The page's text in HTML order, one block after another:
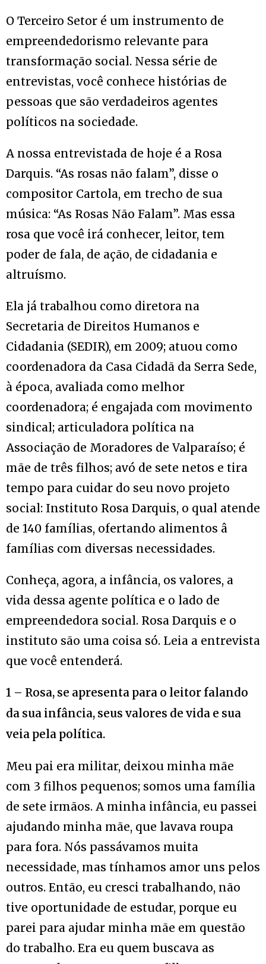
O Terceiro Setor é um instrumento de
empreendedorismo relevante para
transformação social. Nessa série de
entrevistas, você conhece histórias de
pessoas que são verdadeiros agentes
políticos na sociedade.
A nossa entrevistada de hoje é a Rosa
Darquis. “As rosas não falam”, disse o
compositor Cartola, em trecho de sua
música: “As Rosas Não Falam”. Mas essa
rosa que você irá conhecer, leitor, tem
poder de fala, de ação, de cidadania e
altruísmo.
Ela já trabalhou como diretora na
Secretaria de Direitos Humanos e
Cidadania (SEDIR), em 2009; atuou como
coordenadora da Casa Cidadã da Serra Sede,
à época, avaliada como melhor
coordenadora; é engajada com movimento
sindical; articuladora política na
Associação de Moradores de Valparaíso; é
mãe de três filhos; avó de sete netos e tira
tempo para cuidar do seu novo projeto
social: Instituto Rosa Darquis, o qual atende
de 140 famílias, ofertando alimentos â
famílias com diversas necessidades.
Conheça, agora, a infância, os valores, a
vida dessa agente política e o lado de
empreendedora social. Rosa Darquis e o
instituto são uma coisa só. Leia a entrevista
que você entenderá.
1 – Rosa, se apresenta para o leitor falando
da sua infância, seus valores de vida e sua
veia pela política.
Meu pai era militar, deixou minha mãe
com 3 filhos pequenos; somos uma família
de sete irmãos. A minha infância, eu passei
ajudando minha mãe, que lavava roupa
para fora. Nós passávamos muita
necessidade, mas tínhamos amor uns pelos
outros. Então, eu cresci trabalhando, não
tive oportunidade de estudar, porque eu
parei para ajudar minha mãe em questão
do trabalho. Era eu quem buscava as